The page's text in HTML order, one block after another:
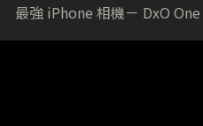
最強 iPhone 相機－ DxO